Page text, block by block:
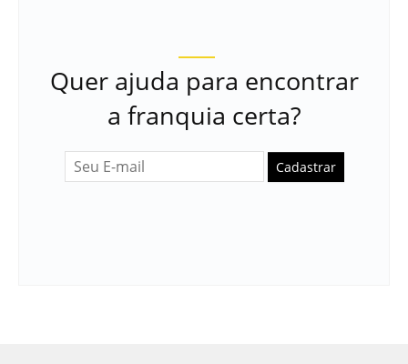
Quer ajuda para encontrar
a franquia certa?
Cadastrar